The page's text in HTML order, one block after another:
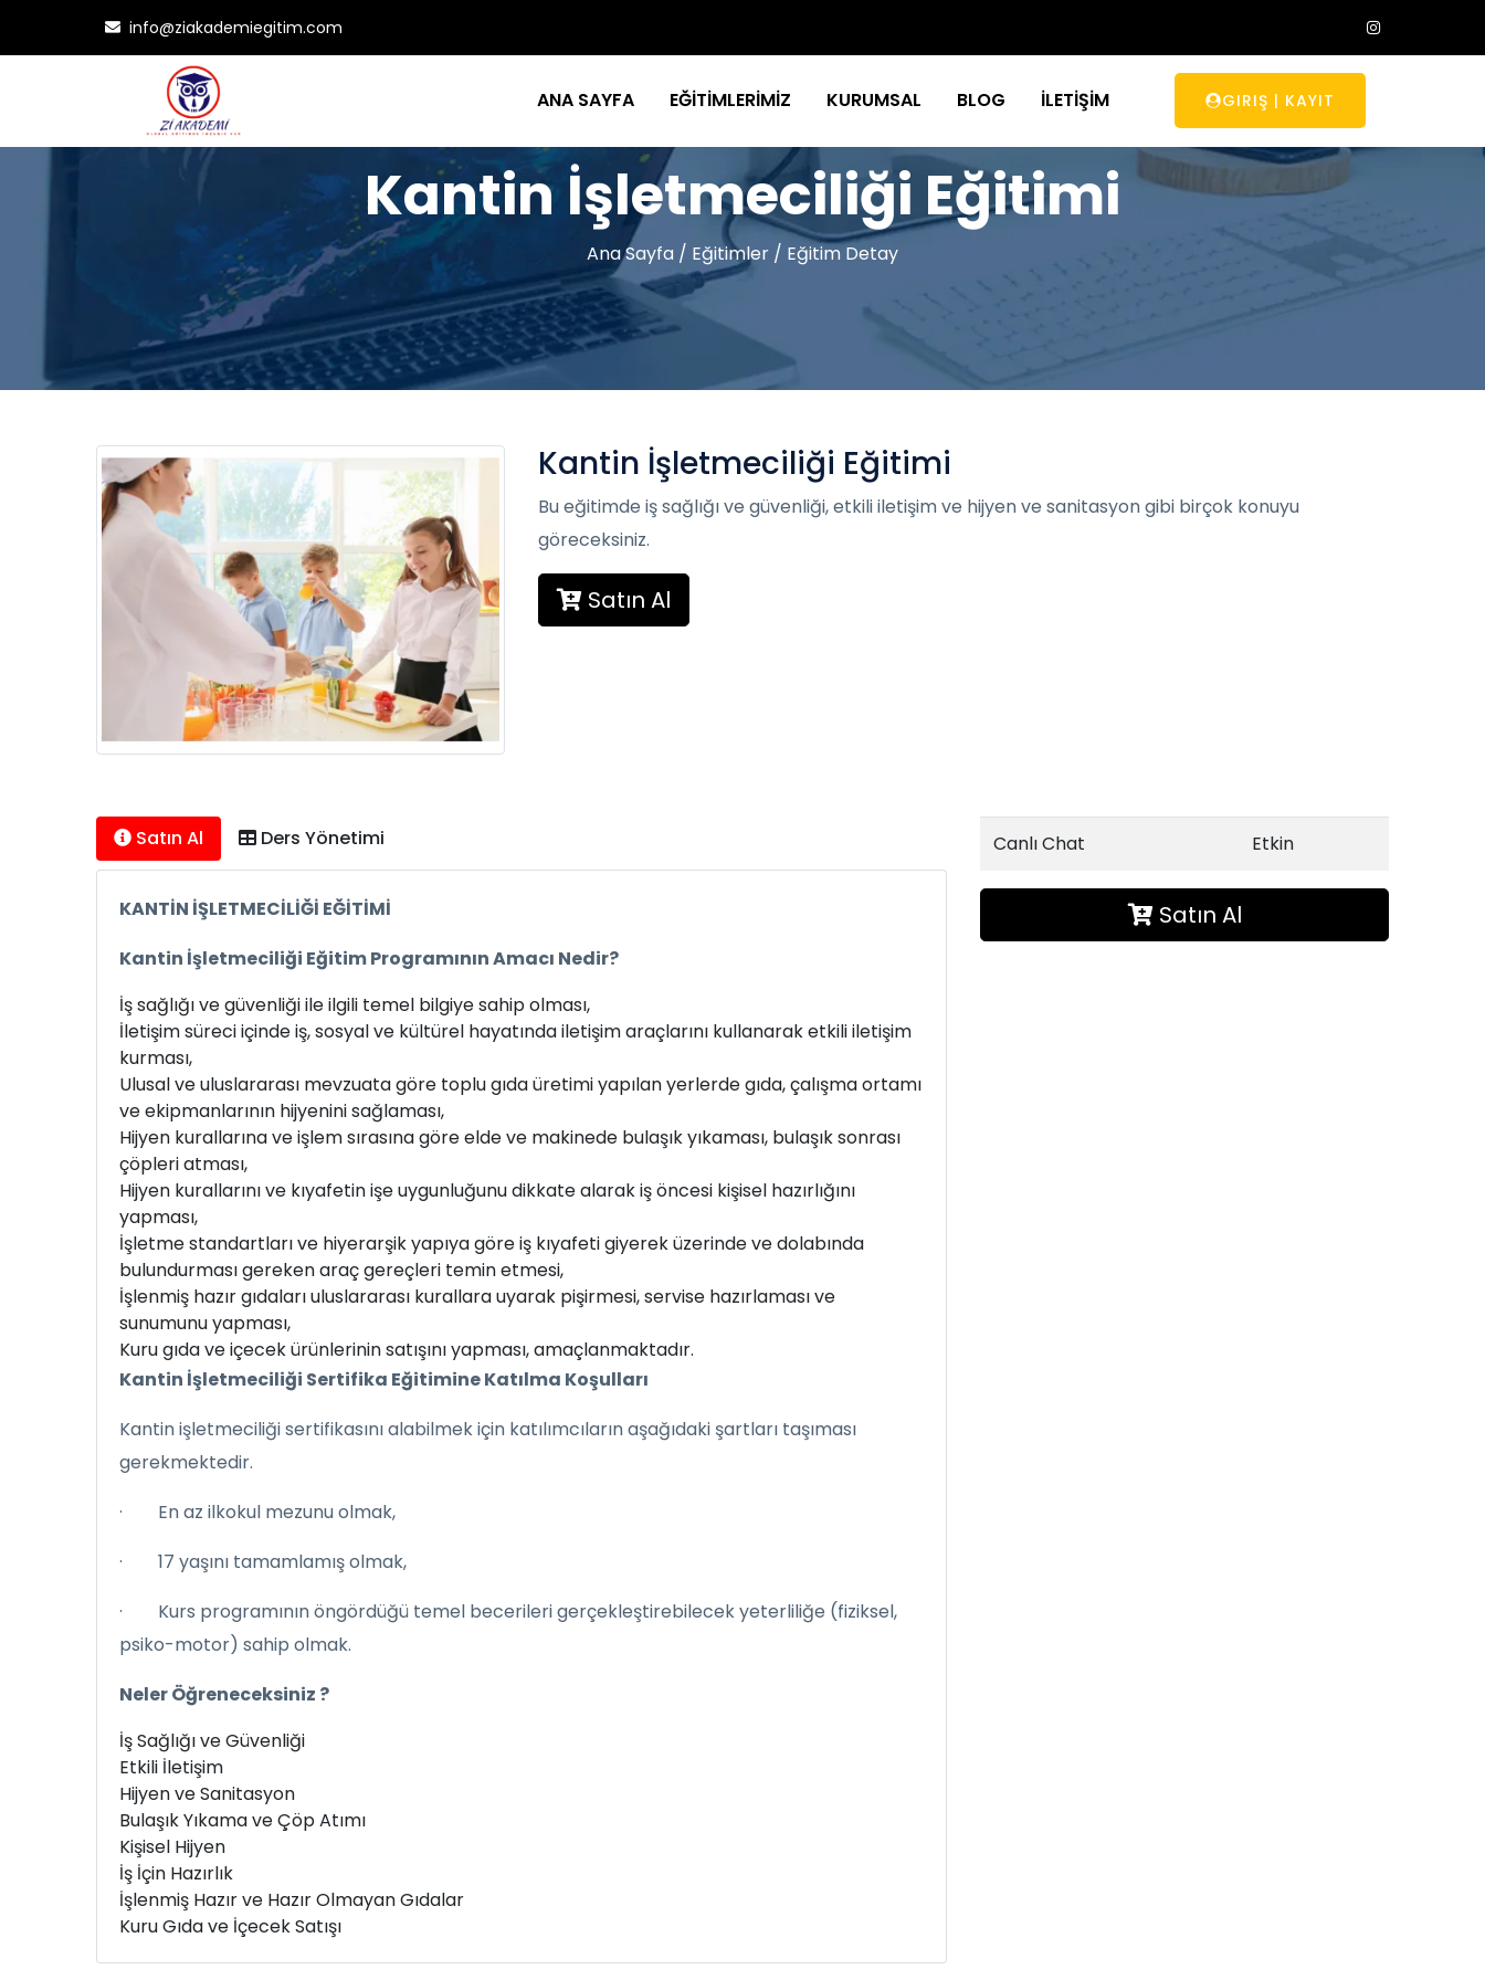
info@ziakademiegitim.com
ANA SAYFA EĞİTİMLERİMİZ KURUMSAL BLOG İLETİŞİM GIRIŞ | KAYIT
Kantin İşletmeciliği Eğitimi
Ana Sayfa / Eğitimler / Eğitim Detay
Kantin İşletmeciliği Eğitimi
Bu eğitimde iş sağlığı ve güvenliği, etkili iletişim ve hijyen ve sanitasyon gibi birçok konuyu
göreceksiniz.
Satın Al
Satın Al Ders Yönetimi
KANTİN İŞLETMECİLİĞİ EĞİTİMİ
Kantin İşletmeciliği Eğitim Programının Amacı Nedir?
İş sağlığı ve güvenliği ile ilgili temel bilgiye sahip olması,
İletişim süreci içinde iş, sosyal ve kültürel hayatında iletişim araçlarını kullanarak etkili iletişim
kurması,
Ulusal ve uluslararası mevzuata göre toplu gıda üretimi yapılan yerlerde gıda, çalışma ortamı
ve ekipmanlarının hijyenini sağlaması,
Hijyen kurallarına ve işlem sırasına göre elde ve makinede bulaşık yıkaması, bulaşık sonrası
çöpleri atması,
Hijyen kurallarını ve kıyafetin işe uygunluğunu dikkate alarak iş öncesi kişisel hazırlığını
yapması,
İşletme standartları ve hiyerarşik yapıya göre iş kıyafeti giyerek üzerinde ve dolabında
bulundurması gereken araç gereçleri temin etmesi,
İşlenmiş hazır gıdaları uluslararası kurallara uyarak pişirmesi, servise hazırlaması ve
sunumunu yapması,
Kuru gıda ve içecek ürünlerinin satışını yapması, amaçlanmaktadır.
Kantin İşletmeciliği Sertifika Eğitimine Katılma Koşulları
Kantin işletmeciliği sertifikasını alabilmek için katılımcıların aşağıdaki şartları taşıması
gerekmektedir.
· En az ilkokul mezunu olmak,
· 17 yaşını tamamlamış olmak,
· Kurs programının öngördüğü temel becerileri gerçekleştirebilecek yeterliliğe (fiziksel,
psiko-motor) sahip olmak.
Neler Öğreneceksiniz ?
İş Sağlığı ve Güvenliği
Etkili İletişim
Hijyen ve Sanitasyon
Bulaşık Yıkama ve Çöp Atımı
Kişisel Hijyen
İş İçin Hazırlık
İşlenmiş Hazır ve Hazır Olmayan Gıdalar
Kuru Gıda ve İçecek Satışı
Canlı Chat Etkin
Satın Al